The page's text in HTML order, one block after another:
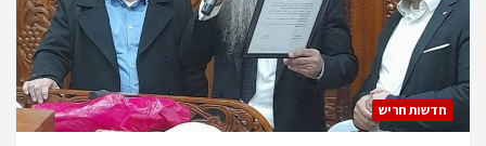
חדשות חריש